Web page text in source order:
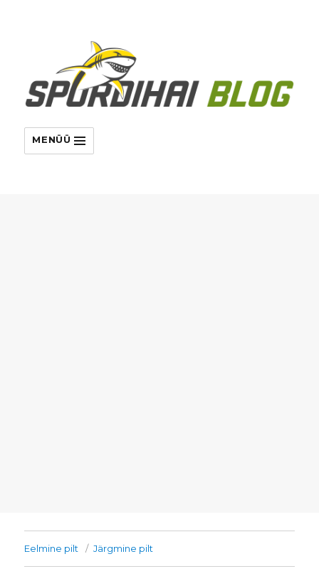
MENÜÜ
Eelmine pilt Järgmine pilt